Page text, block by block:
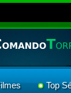
Top